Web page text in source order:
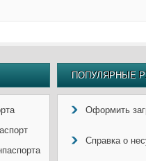
ПОПУЛЯРНЫЕ
Оформить
Справка о